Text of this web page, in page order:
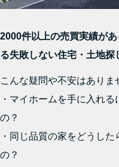
2000件以上の売買実績が
る失敗しない住宅・土地探
こんな疑問や不安はあり
・マイホームを手に入れ
の？
・同じ品質の家をどうし
の？